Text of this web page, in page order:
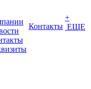
Контакты
+
ЕЩЕ